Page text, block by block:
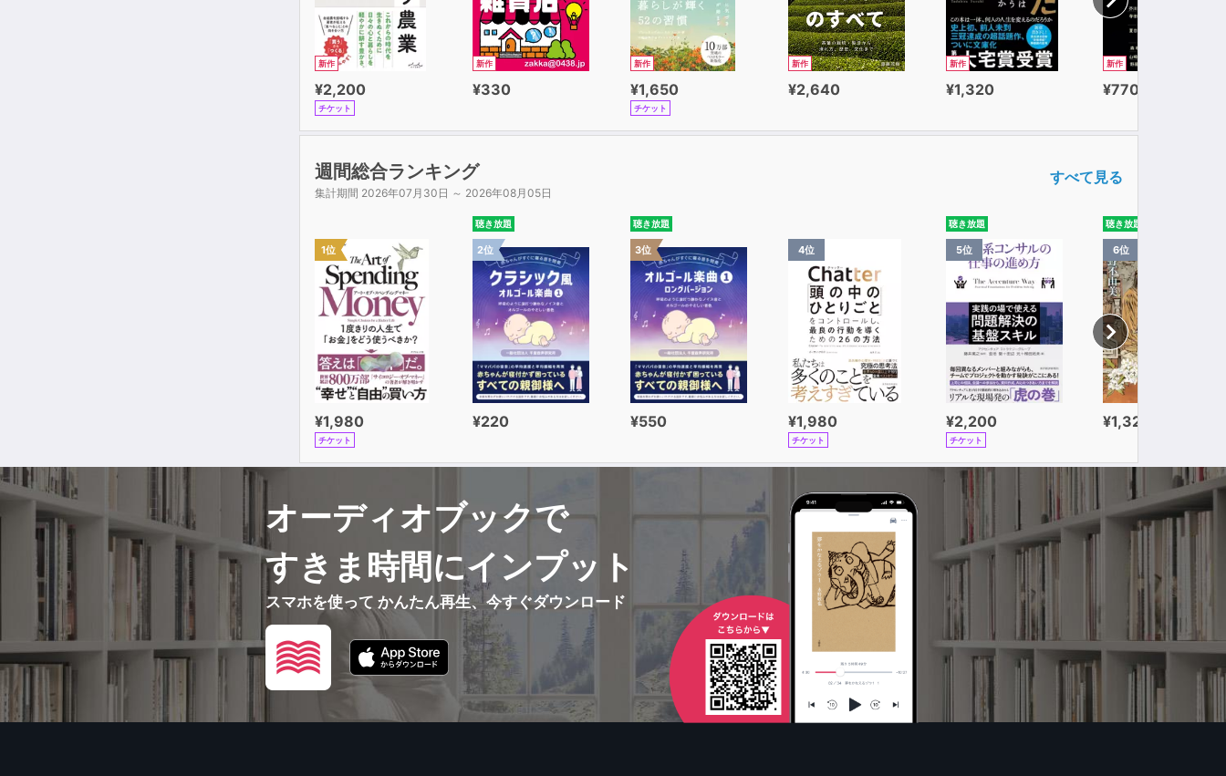
新作
¥2,200
チケット
新作
¥330
新作
¥1,650
チケット
新作
¥2,640
新作
¥1,320
新作
¥770
週間総合ランキング
集計期間 2026年07月30日 ～ 2026年08月05日
すべて見る
1位
¥1,980
チケット
聴き放題
2位
¥220
聴き放題
3位
¥550
4位
¥1,980
チケット
聴き放題
5位
¥2,200
チケット
聴き放題
6位
¥1,320
オーディオブックで
すきま時間にインプット
スマホを使って かんたん再生、今すぐダウンロード